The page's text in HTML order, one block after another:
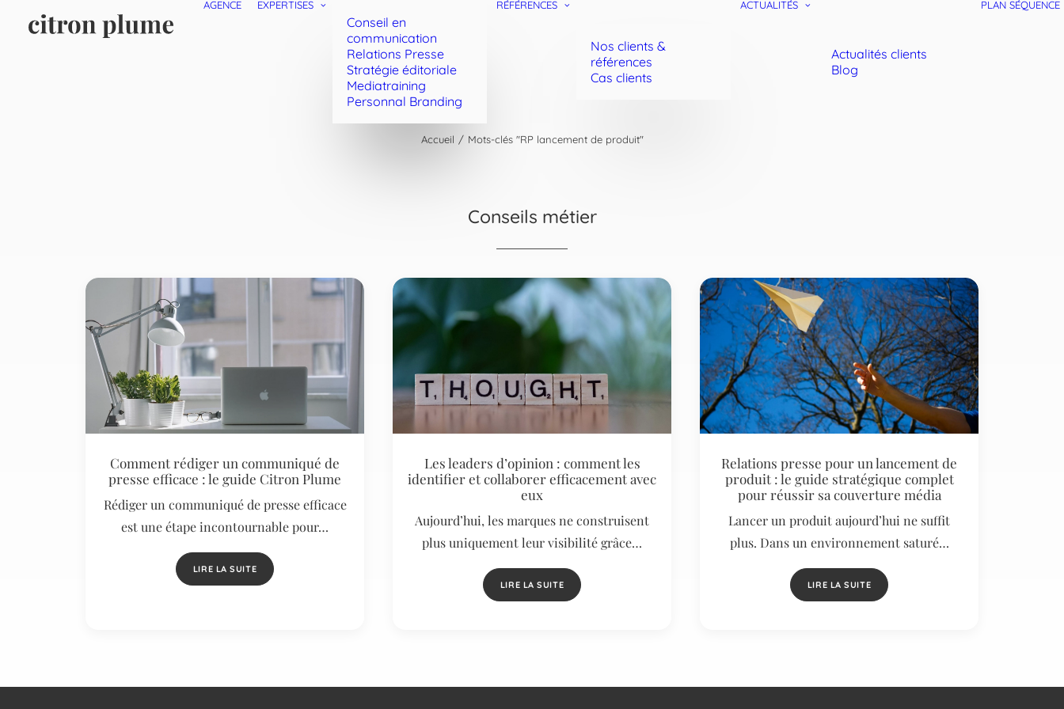
AGENCE EXPERTISES
Conseil en
communication
Relations Presse
Stratégie éditoriale
Mediatraining
Personnal Branding
RÉFÉRENCES
Nos clients &
références
Cas clients
ACTUALITÉS
Actualités clients
Blog
PLAN SÉQUENCE
Accueil Mots-clés "RP lancement de produit"
Conseils métier
Comment rédiger un communiqué de
presse efficace : le guide Citron Plume
Rédiger un communiqué de presse efficace
est une étape incontournable pour…
LIRE LA SUITE
Les leaders d’opinion : comment les
identifier et collaborer efficacement avec
eux
Aujourd’hui, les marques ne construisent
plus uniquement leur visibilité grâce…
LIRE LA SUITE
Relations presse pour un lancement de
produit : le guide stratégique complet
pour réussir sa couverture média
Lancer un produit aujourd’hui ne suffit
plus. Dans un environnement saturé…
LIRE LA SUITE